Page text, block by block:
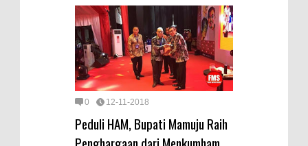
0 12-11-2018
Peduli HAM, Bupati Mamuju Raih